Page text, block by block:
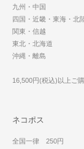
九州・中国
四国・近畿・東海・
関東・信越
東北・北海道
沖縄・離島
16,500円(税込)以上ご
ネコポス
全国一律 250円